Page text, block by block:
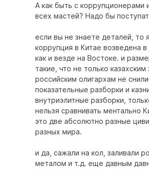
А как быть с коррупционерами
всех мастей? Надо бы
если вы не знаете деталей, то
коррупция в Китае возведена в
как и везде на Востоке. и
такие, что не только
российским олигархам не
показательные разборки и
внутриэлитные разборки,
нельзя сравнивать ментально
это две абсолютно разные
разных мира.
и да, сажали на кол, заливали
металом и т.д. еще давным